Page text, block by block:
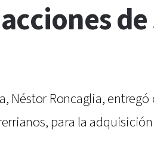
Néstor Roncaglia,
para la